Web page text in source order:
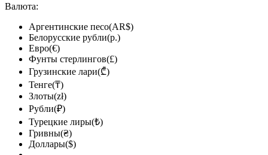
Валюта:
Аргентинские песо(AR$)
Белорусские рубли(р.)
Евро(€)
Фунты стерлингов(£)
Грузинские лари(₾)
Тенге(₸)
Злоты(zł)
Рубли(₽)
Турецкие лиры(₺)
Гривны(₴)
Доллары($)